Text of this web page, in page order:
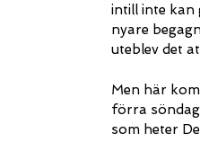
intill inte kan
nyare
uteblev det
Men här
förra
som heter